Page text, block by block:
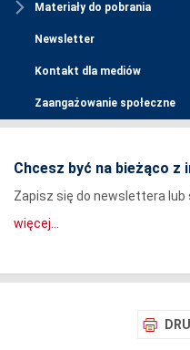
Materiały do pobrania
Newsletter
Kontakt dla mediów
Zaangażowanie społeczne
Chcesz być na bieżąco z
Zapisz się do newslettera lub
więcej...